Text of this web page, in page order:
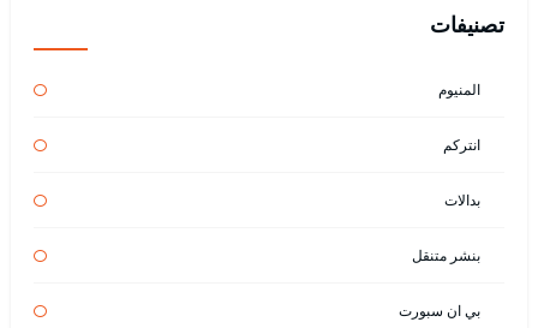
تصنيفات
المنيوم
انتركم
بدالات
بنشر متنقل
بي ان سبورت